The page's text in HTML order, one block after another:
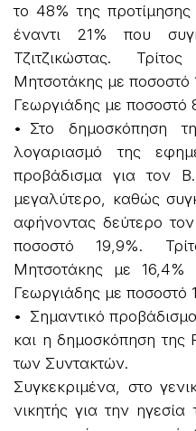
το 48% της
έναντι 21% που
Τζιτζικώστας.
Μητσοτάκης με ποσοστό
Γεωργιάδης με ποσοστό
• Στο δημοσκόπηση
λογαριασμό της
προβάδισμα για τον
μεγαλύτερο, καθώς
αφήνοντας δεύτερο
ποσοστό 19,9%.
Μητσοτάκης με 16,4%
Γεωργιάδης με ποσοστό
• Σημαντικό
και η δημοσκόπηση της
των Συντακτών.
Συγκεκριμένα, στο
νικητής για την